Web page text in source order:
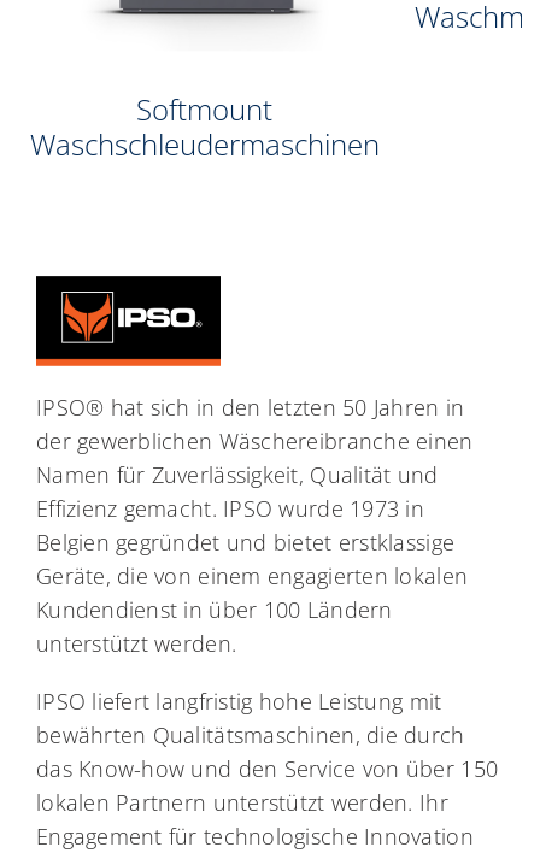
Softmount
Waschschleudermaschinen
IPSO® hat sich in den letzten 50 Jahren in
der gewerblichen Wäschereibranche einen
Namen für Zuverlässigkeit, Qualität und
Effizienz gemacht. IPSO wurde 1973 in
Belgien gegründet und bietet erstklassige
Geräte, die von einem engagierten lokalen
Kundendienst in über 100 Ländern
unterstützt werden.
IPSO liefert langfristig hohe Leistung mit
bewährten Qualitätsmaschinen, die durch
das Know-how und den Service von über 150
lokalen Partnern unterstützt werden. Ihr
Engagement für technologische Innovation